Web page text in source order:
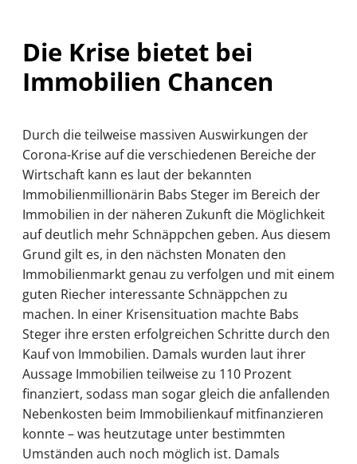
Die Krise bietet bei
Immobilien Chancen
Durch die teilweise massiven Auswirkungen der
Corona-Krise auf die verschiedenen Bereiche der
Wirtschaft kann es laut der bekannten
Immobilienmillionärin Babs Steger im Bereich der
Immobilien in der näheren Zukunft die Möglichkeit
auf deutlich mehr Schnäppchen geben. Aus diesem
Grund gilt es, in den nächsten Monaten den
Immobilienmarkt genau zu verfolgen und mit einem
guten Riecher interessante Schnäppchen zu
machen. In einer Krisensituation machte Babs
Steger ihre ersten erfolgreichen Schritte durch den
Kauf von Immobilien. Damals wurden laut ihrer
Aussage Immobilien teilweise zu 110 Prozent
finanziert, sodass man sogar gleich die anfallenden
Nebenkosten beim Immobilienkauf mitfinanzieren
konnte – was heutzutage unter bestimmten
Umständen auch noch möglich ist. Damals